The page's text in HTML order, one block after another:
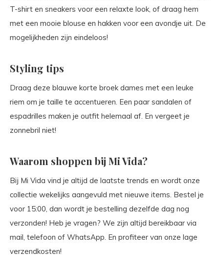
T-shirt en sneakers voor een relaxte look, of draag hem
met een mooie blouse en hakken voor een avondje uit. De
mogelijkheden zijn eindeloos!
Styling tips
Draag deze blauwe korte broek dames met een leuke
riem om je taille te accentueren. Een paar sandalen of
espadrilles maken je outfit helemaal af. En vergeet je
zonnebril niet!
Waarom shoppen bij Mi Vida?
Bij Mi Vida vind je altijd de laatste trends en wordt onze
collectie wekelijks aangevuld met nieuwe items. Bestel je
voor 15:00, dan wordt je bestelling dezelfde dag nog
verzonden! Heb je vragen? We zijn altijd bereikbaar via
mail, telefoon of WhatsApp. En profiteer van onze lage
verzendkosten!